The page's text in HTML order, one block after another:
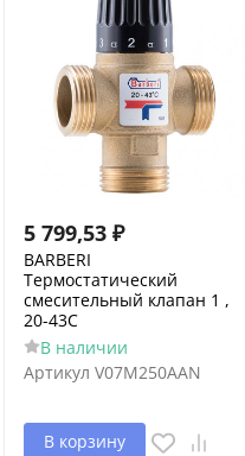
5 799,53 ₽
BARBERI
Термостатический
смесительный клапан 1 ,
20-43С
В наличии
Артикул V07M250AAN
В корзину